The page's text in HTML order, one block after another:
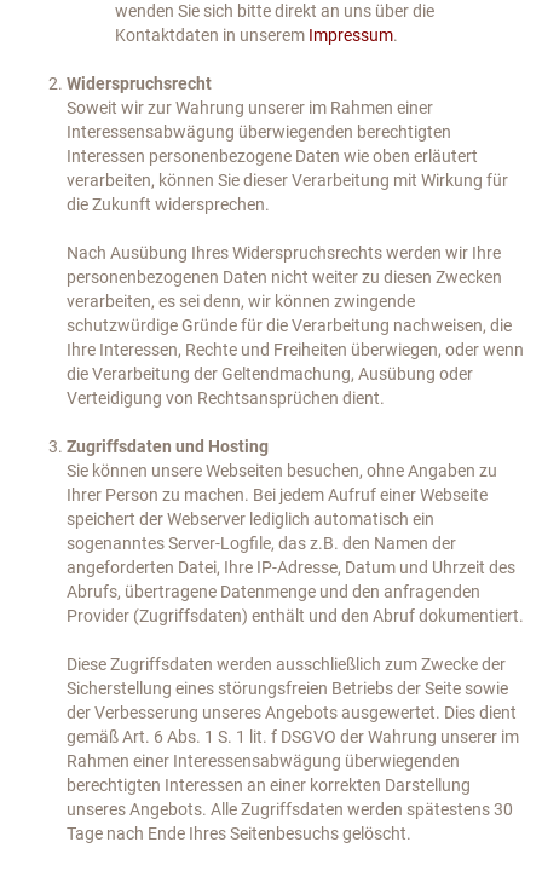
wenden Sie sich bitte direkt an uns über die
Kontaktdaten in unserem Impressum.
Widerspruchsrecht
Soweit wir zur Wahrung unserer im Rahmen einer
Interessensabwägung überwiegenden berechtigten
Interessen personenbezogene Daten wie oben erläutert
verarbeiten, können Sie dieser Verarbeitung mit Wirkung für
die Zukunft widersprechen.
Nach Ausübung Ihres Widerspruchsrechts werden wir Ihre
personenbezogenen Daten nicht weiter zu diesen Zwecken
verarbeiten, es sei denn, wir können zwingende
schutzwürdige Gründe für die Verarbeitung nachweisen, die
Ihre Interessen, Rechte und Freiheiten überwiegen, oder wenn
die Verarbeitung der Geltendmachung, Ausübung oder
Verteidigung von Rechtsansprüchen dient.
Zugriffsdaten und Hosting
Sie können unsere Webseiten besuchen, ohne Angaben zu
Ihrer Person zu machen. Bei jedem Aufruf einer Webseite
speichert der Webserver lediglich automatisch ein
sogenanntes Server-Logfile, das z.B. den Namen der
angeforderten Datei, Ihre IP-Adresse, Datum und Uhrzeit des
Abrufs, übertragene Datenmenge und den anfragenden
Provider (Zugriffsdaten) enthält und den Abruf dokumentiert.
Diese Zugriffsdaten werden ausschließlich zum Zwecke der
Sicherstellung eines störungsfreien Betriebs der Seite sowie
der Verbesserung unseres Angebots ausgewertet. Dies dient
gemäß Art. 6 Abs. 1 S. 1 lit. f DSGVO der Wahrung unserer im
Rahmen einer Interessensabwägung überwiegenden
berechtigten Interessen an einer korrekten Darstellung
unseres Angebots. Alle Zugriffsdaten werden spätestens 30
Tage nach Ende Ihres Seitenbesuchs gelöscht.